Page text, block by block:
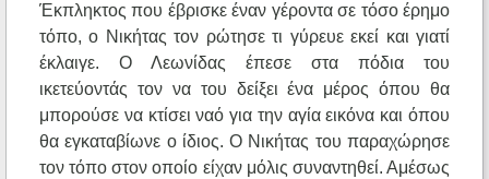
Έκπληκτος που έβρισκε έναν γέροντα σε τόσο έρημο
τόπο, ο Νικήτας τον ρώτησε τι γύρευε εκεί και γιατί
έκλαιγε. Ο Λεωνίδας έπεσε στα πόδια του
ικετεύοντάς τον να του δείξει ένα μέρος όπου θα
μπορούσε να κτίσει ναό για την αγία εικόνα και όπου
θα εγκαταβίωνε ο ίδιος. Ο Νικήτας του παραχώρησε
τον τόπο στον οποίο είχαν μόλις συναντηθεί. Αμέσως